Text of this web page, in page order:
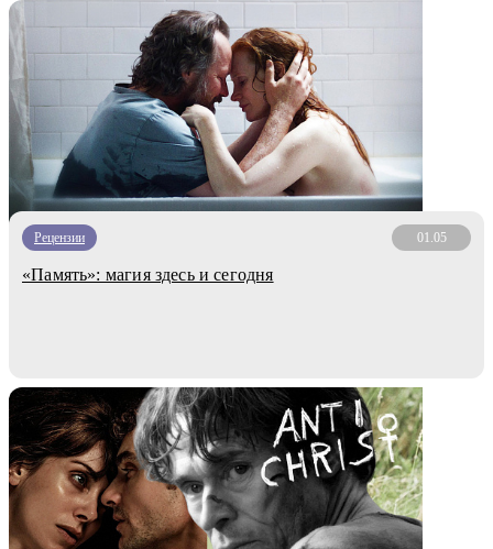
Рецензии 01.05
«Память»: магия здесь и сегодня